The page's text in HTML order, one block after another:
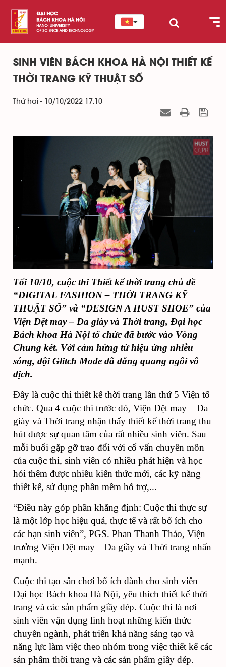
SINH VIÊN BÁCH KHOA HÀ NỘI THIẾT KẾ
THỜI TRANG KỸ THUẬT SỐ
Thứ hai - 10/10/2022 17:10
Tối 10/10, cuộc thi Thiết kế thời trang chủ đề
“DIGITAL FASHION – THỜI TRANG KỸ
THUẬT SỐ” và “DESIGN A HUST SHOE” của
Viện Dệt may – Da giày và Thời trang, Đại học
Bách khoa Hà Nội tổ chức đã bước vào Vòng
Chung kết. Với cảm hứng từ hiệu ứng nhiễu
sóng, đội Glitch Mode đã đăng quang ngôi vô
địch.
Đây là cuộc thi thiết kế thời trang lần thứ 5 Viện tổ
chức. Qua 4 cuộc thi trước đó, Viện Dệt may – Da
giày và Thời trang nhận thấy thiết kế thời trang thu
hút được sự quan tâm của rất nhiều sinh viên. Sau
mỗi buổi gặp gỡ trao đổi với cố vấn chuyên môn
của cuộc thi, sinh viên có nhiều phát hiện và học
hỏi thêm được nhiều kiến thức mới, các kỹ năng
thiết kế, sử dụng phần mềm hỗ trợ,...
“Điều này góp phần khẳng định: Cuộc thi thực sự
là một lớp học hiệu quả, thực tế và rất bổ ích cho
các bạn sinh viên”, PGS. Phan Thanh Thảo, Viện
trưởng Viện Dệt may –Da giầy và Thời trang nhấn
mạnh.
Cuộc thi tạo sân chơi bổ ích dành cho sinh viên
Đại học Bách khoa Hà Nội, yêu thích thiết kế thời
trang và các sản phẩm giầy dép. Cuộc thi là nơi
sinh viên vận dụng linh hoạt những kiến thức
chuyên ngành, phát triển khả năng sáng tạo và
năng lực làm việc theo nhóm trong việc thiết kế các
sản phẩm thời trang và các sản phẩm giầy dép.